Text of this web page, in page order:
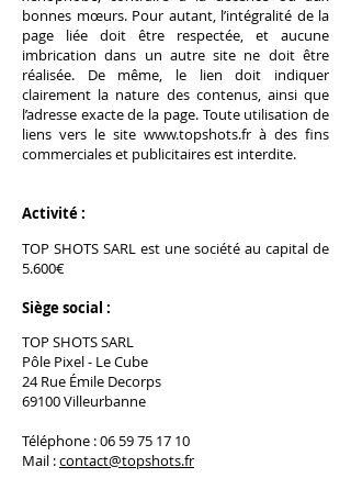
bonnes mœurs. Pour autant, l’intégralité de la
page liée doit être respectée, et aucune
imbrication dans un autre site ne doit être
réalisée. De même, le lien doit indiquer
clairement la nature des contenus, ainsi que
l’adresse exacte de la page. Toute utilisation de
liens vers le site www.topshots.fr à des fins
commerciales et publicitaires est interdite.
Activité :
TOP SHOTS SARL est une société au capital de
5.600€
Siège social :
TOP SHOTS SARL
Pôle Pixel - Le Cube
24Rue Émile Decorps
69100 Villeurbanne
Téléphone :06 59 75 17 10
Mail :contact@topshots.fr